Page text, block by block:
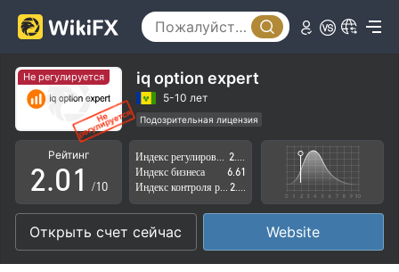
Не регулируется iq option expert
5-10 лет
Подозрительная лицензия
Регион деятельности подозрителен
Высокие потенциальные риски
Рейтинг
0
1
2
3
4
.0
1
2
0
1
2
3
/10
Индекс бизнеса
6.61
Открыть счет сейчас Website